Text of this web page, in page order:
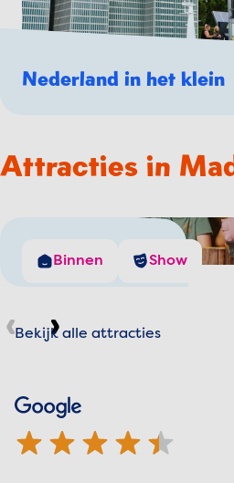
Nederland in het klein
Attracties in
Bekijk alle attracties
De Windjager
Binnen Show
Vorige
Beoordelingen
Google
4.5 van 5 sterren